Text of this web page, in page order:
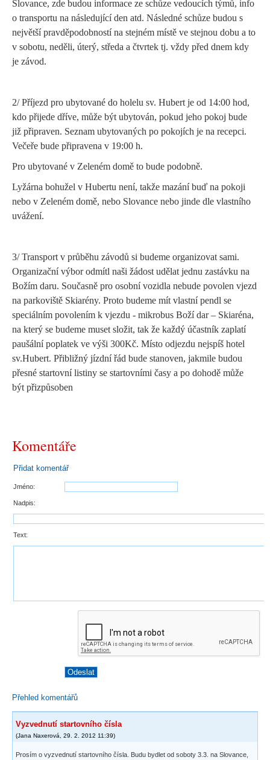
Slovance, zde budou informace ze schůze vedoucích týmů, info
o transportu na následující den atd. Následné schůze budou s
největší pravděpodobností na stejném místě ve stejnou dobu a to
v sobotu, neděli, úterý, středa a čtvrtek tj. vždy před dnem kdy
je závod.
2/ Příjezd pro ubytované do holelu sv. Hubert je od 14:00 hod,
kdo přijede dříve, může být ubytován, pokud jeho pokoj bude
již připraven. Seznam ubytovaných po pokojích je na recepci.
Večeře bude připravena v 19:00 h.
Pro ubytované v Zeleném domě to bude podobně.
Lyžárna bohužel v Hubertu není, takže mazání buď na pokoji
nebo v Zeleném domě, nebo Slovance nebo jinde dle vlastního
uvážení.
3/ Transport v průběhu závodů si budeme organizovat sami.
Organizační výbor odmítl naši žádost udělat jednu zastávku na
Božím daru. Současně pro osobní vozidla nebude povolen vjezd
na parkoviště Skiarény. Proto budeme mít vlastní pendl se
speciálním povolením k vjezdu - mikrobus Boží dar – Skiaréna,
na který se budeme muset složit, tak že každý účastník zaplatí
paušální poplatek ve výši 300Kč. Místo odjezdu nejspíš hotel
sv.Hubert. Přibližný jízdní řád bude stanoven, jakmile budou
přesné startovní listiny se startovními časy a po dohodě může
být přizpůsoben
Komentáře
Přidat komentář
Jméno:
Nadpis:
Text:
Přehled komentářů
Vyzvednutí startovního čísla
(Jana Naxerová 29. 2. 2012 11:39)
Prosím o vyzvednutí startovního čísla. Budu bydlet od soboty 3.3. na Slovance,